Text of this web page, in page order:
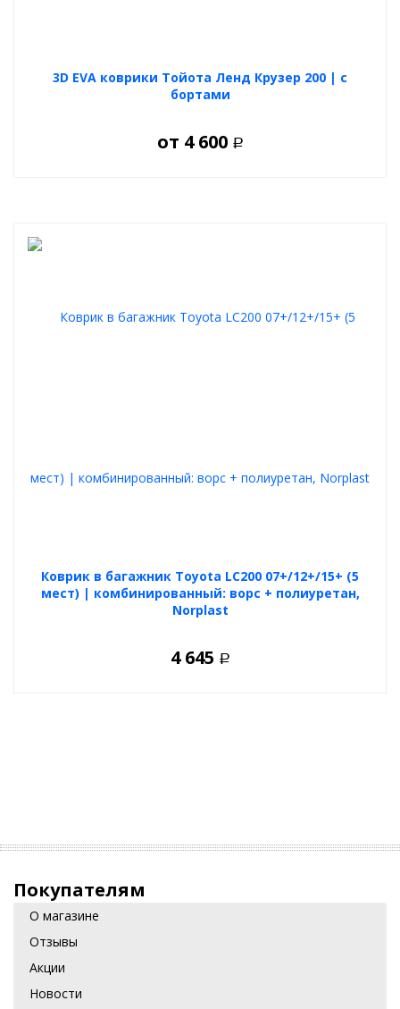
3D EVA коврики Тойота Ленд Крузер 200 | с
бортами
от 4 600 Р
Коврик в багажник Toyota LC200 07+/12+/15+ (5
мест) | комбинированный: ворс + полиуретан,
Norplast
4 645 Р
Покупателям
О магазине
Отзывы
Акции
Новости